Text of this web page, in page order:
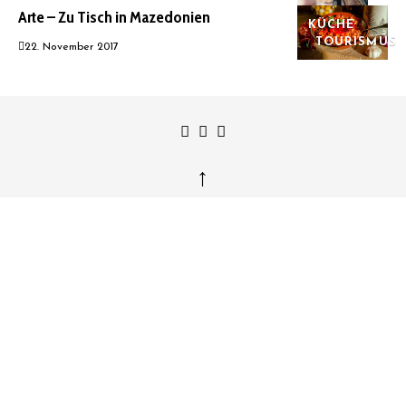
KÜCHE
TOURISMUS
Arte – Zu Tisch in Mazedonien
22. November 2017
↑